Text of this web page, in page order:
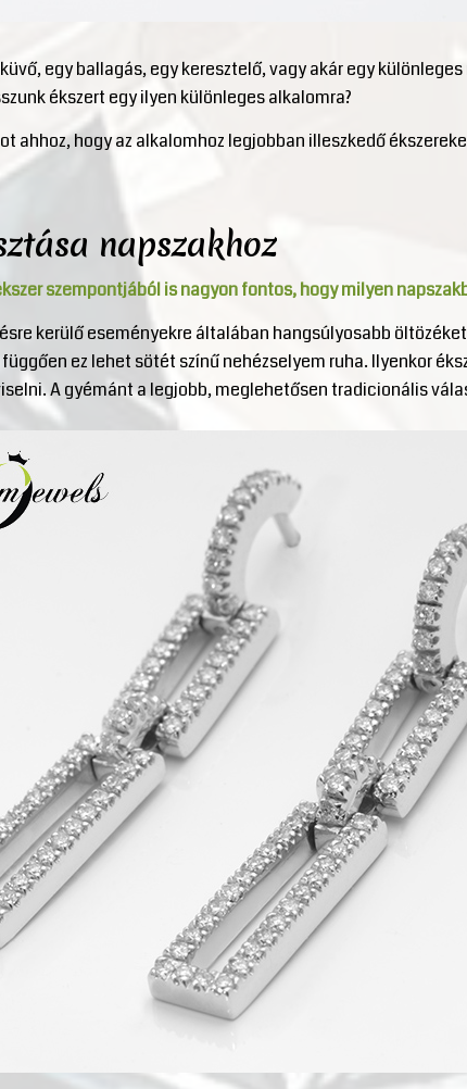
egy ballagás, egy keresztelő, vagy akár egy
ékszert egy ilyen különleges alkalomra?
ahhoz, hogy az alkalomhoz legjobban illeszkedő
napszakhoz
szempontjából is nagyon fontos, hogy milyen
kerülő eseményekre általában hangsúlyosabb
ez lehet sötét színű nehézselyem ruha. Ilyenkor
A gyémánt a legjobb, meglehetősen tradicionális